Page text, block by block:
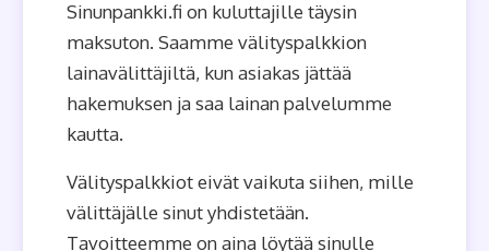
Sinunpankki.fi on kuluttajille täysin
maksuton. Saamme välityspalkkion
lainavälittäjiltä, kun asiakas jättää
hakemuksen ja saa lainan palvelumme
kautta.
Välityspalkkiot eivät vaikuta siihen, mille
välittäjälle sinut yhdistetään.
Tavoitteemme on aina löytää sinulle